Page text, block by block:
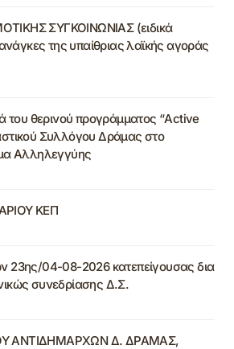
ΣΥΓΚΟΙΝΩΝΙΑΣ (ειδικά
της υπαίθριας λαϊκής αγοράς
του θερινού προγράμματος “Active
Συλλόγου Δράμας στο
Αλληλεγγύης
ΚΕΠ
23ης/04-08-2026 κατεπείγουσας δια
συνεδρίασης Δ.Σ.
ΑΝΤΙΔΗΜΑΡΧΩΝ Δ. ΔΡΑΜΑΣ,